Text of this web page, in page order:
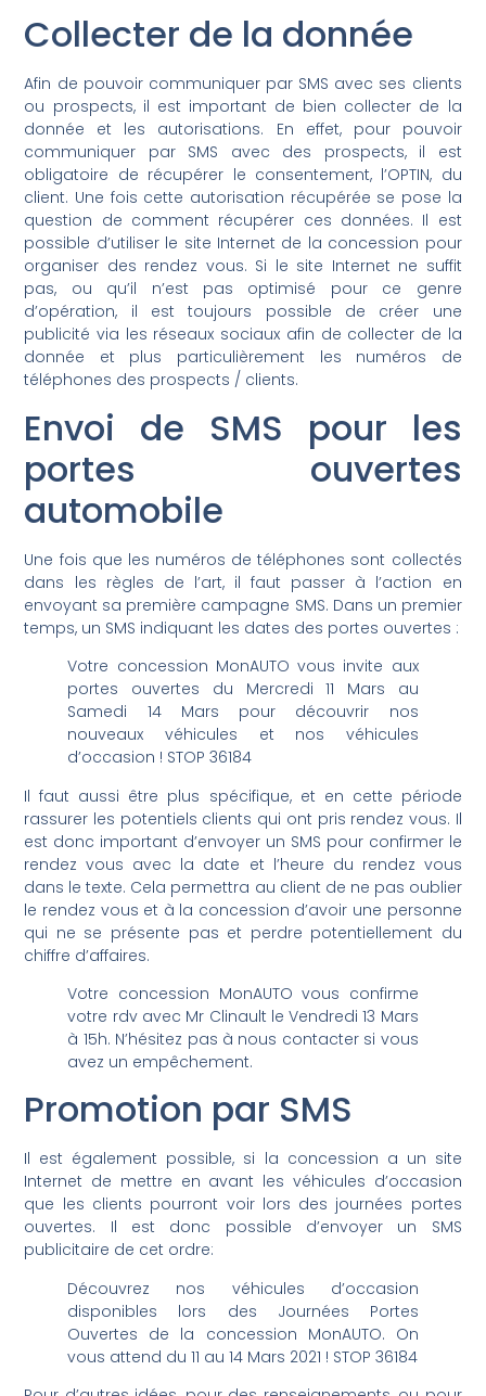
Collecter de la donnée
Afin de pouvoir communiquer par SMS avec ses clients
ou prospects, il est important de bien collecter de la
donnée et les autorisations. En effet, pour pouvoir
communiquer par SMS avec des prospects, il est
obligatoire de récupérer le consentement, l’OPTIN, du
client. Une fois cette autorisation récupérée se pose la
question de comment récupérer ces données. Il est
possible d’utiliser le site Internet de la concession pour
organiser des rendez vous. Si le site Internet ne suffit
pas, ou qu’il n’est pas optimisé pour ce genre
d’opération, il est toujours possible de créer une
publicité via les réseaux sociaux afin de collecter de la
donnée et plus particulièrement les numéros de
téléphones des prospects / clients.
Envoi de SMS pour les
portes ouvertes
automobile
Une fois que les numéros de téléphones sont collectés
dans les règles de l’art, il faut passer à l’action en
envoyant sa première campagne SMS. Dans un premier
temps, un SMS indiquant les dates des portes ouvertes :
Votre concession MonAUTO vous invite aux
portes ouvertes du Mercredi 11 Mars au
Samedi 14 Mars pour découvrir nos
nouveaux véhicules et nos véhicules
d’occasion ! STOP 36184
Il faut aussi être plus spécifique, et en cette période
rassurer les potentiels clients qui ont pris rendez vous. Il
est donc important d’envoyer un SMS pour confirmer le
rendez vous avec la date et l’heure du rendez vous
dans le texte. Cela permettra au client de ne pas oublier
le rendez vous et à la concession d’avoir une personne
qui ne se présente pas et perdre potentiellement du
chiffre d’affaires.
Votre concession MonAUTO vous confirme
votre rdv avec Mr Clinault le Vendredi 13 Mars
à 15h. N’hésitez pas à nous contacter si vous
avez un empêchement.
Promotion par SMS
Il est également possible, si la concession a un site
Internet de mettre en avant les véhicules d’occasion
que les clients pourront voir lors des journées portes
ouvertes. Il est donc possible d’envoyer un SMS
publicitaire de cet ordre:
Découvrez nos véhicules d’occasion
disponibles lors des Journées Portes
Ouvertes de la concession MonAUTO. On
vous attend du 11 au 14 Mars 2021 ! STOP 36184